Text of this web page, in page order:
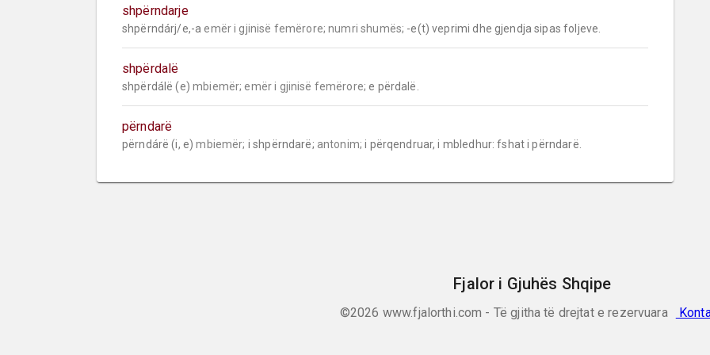
shpërndarje
shpërndárj/e,-a emër i gjinisë femërore; numri shumës; -e(t) veprimi dhe gjendja sipas foljeve.
shpërdalë
shpërdálë (e) mbiemër; emër i gjinisë femërore; e përdalë.
përndarë
përndárë (i, e) mbiemër; i shpërndarë; antonim; i përqendruar, i mbledhur: fshat i përndarë.
Fjalor i Gjuhës Shqipe
©2026 www.fjalorthi.com - Të gjitha të drejtat e rezervuara